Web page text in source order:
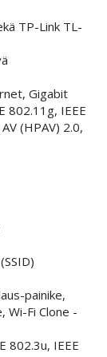
TP-Link TL-
Gigabit
802.11g, IEEE
(HPAV) 2.0,
painike,
Wi-Fi Clone -
802.3u, IEEE